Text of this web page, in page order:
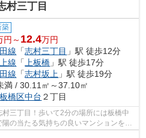
村三丁目
築
円～ 12.4万円
線 「志村三丁目 」駅 徒歩12分
線 「 上板橋 」駅 徒歩17分
線 「志村坂上 」駅 徒歩19分
満 / 30.11㎡～37.10㎡
板橋区中台 ２丁目
三丁目！歩いて2分の場所には板橋中
の当たる気持ちの良いマンションをご
て...